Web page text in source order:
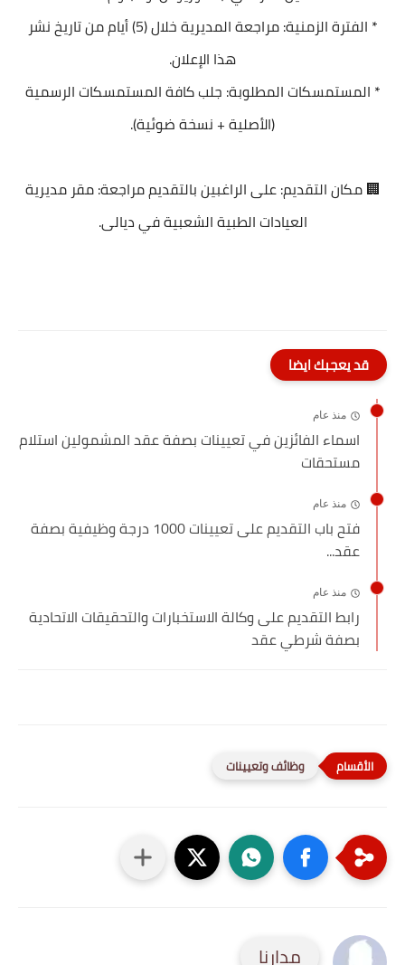
* الفترة الزمنية: مراجعة المديرية خلال (5) أيام من تاريخ نشر
هذا الإعلان.
* المستمسكات المطلوبة: جلب كافة المستمسكات الرسمية
(الأصلية + نسخة ضوئية).
🏢 مكان التقديم: على الراغبين بالتقديم مراجعة: مقر مديرية
العيادات الطبية الشعبية في ديالى.
قد يعجبك ايضا
منذ عام
اسماء الفائزين في تعيينات بصفة عقد المشمولين استلام
مستحقات
منذ عام
فتح باب التقديم على تعيينات 1000 درجة وظيفية بصفة
عقد...
منذ عام
رابط التقديم على وكالة الاستخبارات والتحقيقات الاتحادية
بصفة شرطي عقد
وظائف وتعيينات
مدارنا